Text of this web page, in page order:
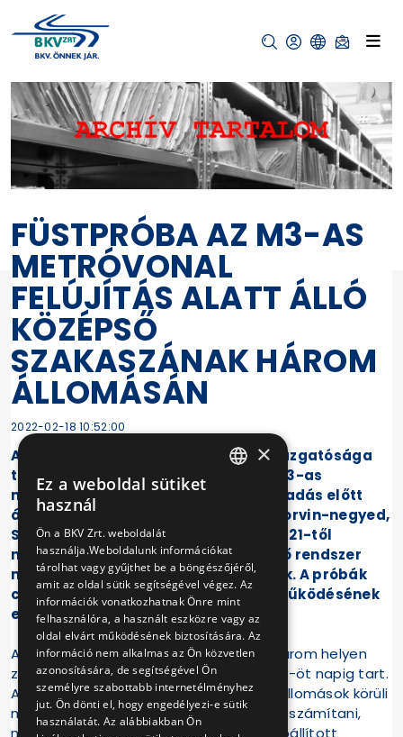
FÜSTPRÓBA AZ M3-AS
METRÓVONAL
FELÚJÍTÁS ALATT ÁLLÓ
KÖZÉPSŐ
SZAKASZÁNAK HÁROM
ÁLLOMÁSÁN
2022-02-18 10:52:00
A BKV Zrt. Metró Felújítási Projekt Igazgatósága
tájékoztatja a lakosságot, hogy az M3-as
metróvonal középső szakaszának átadás előtt
álló három állomásán – Kálvin tér, Corvin-negyed,
Semmelweis Klinikák – 2022. február 21-től
március végéig a hő- és füstelvezető rendszer
megfelelőségének tesztelését végzik. A próbák
célja az új berendezések hatékony működésének
ellenőrzése.
A bő egy hónapig tartó tesztsorozat három helyen
zajlik, és helyszínenként várhatóan négy-öt napig tart.
A metró szellőző kivezetésein – metróállomások körüli
műtárgyaknál – füst kiáramlására lehet számítani,
naponta akár több alkalommal is. Az előállított
×
Ez a weboldal sütiket
használ
Ön a BKV Zrt. weboldalát
használja.Weboldalunk információkat
tárolhat vagy gyűjthet be a böngészőjéről,
amit az oldal sütik segítségével végez. Az
információk vonatkozhatnak Önre mint
felhasználóra, a használt eszközre vagy az
oldal elvárt működésének biztosítására. Az
információ nem alkalmas az Ön közvetlen
azonosítására, de segítségével Ön
személyre szabottabb internetélményhez
jut. Ön dönti el, hogy engedélyezi-e sütik
használatát. Az alábbiakban Ön